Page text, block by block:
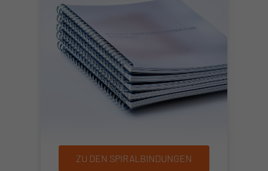
ZU DEN SPIRALBINDUNGEN